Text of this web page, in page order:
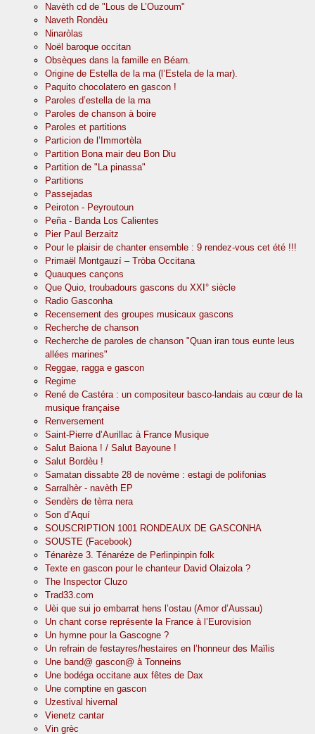
Navèth cd de "Lous de L’Ouzoum"
Naveth Rondèu
Ninaròlas
Noël baroque occitan
Obsèques dans la famille en Béarn.
Origine de Estella de la ma (l’Estela de la mar).
Paquito chocolatero en gascon !
Paroles d’estella de la ma
Paroles de chanson à boire
Paroles et partitions
Particion de l’Immortèla
Partition Bona mair deu Bon Diu
Partition de "La pinassa"
Partitions
Passejadas
Peiroton - Peyroutoun
Peña - Banda Los Calientes
Pier Paul Berzaitz
Pour le plaisir de chanter ensemble : 9 rendez-vous cet été !!!
Primaël Montgauzí – Tròba Occitana
Quauques cançons
Que Quio, troubadours gascons du XXI° siècle
Radio Gasconha
Recensement des groupes musicaux gascons
Recherche de chanson
Recherche de paroles de chanson "Quan iran tous eunte leus
allées marines"
Reggae, ragga e gascon
Regime
René de Castéra : un compositeur basco-landais au cœur de la
musique française
Renversement
Saint-Pierre d’Aurillac à France Musique
Salut Baiona ! / Salut Bayoune !
Salut Bordèu !
Samatan dissabte 28 de novème : estagi de polifonias
Sarralhèr - navèth EP
Sendèrs de tèrra nera
Son d’Aquí
SOUSCRIPTION 1001 RONDEAUX DE GASCONHA
SOUSTE (Facebook)
Ténarèze 3. Ténaréze de Perlinpinpin folk
Texte en gascon pour le chanteur David Olaizola ?
The Inspector Cluzo
Trad33.com
Uèi que sui jo embarrat hens l’ostau (Amor d’Aussau)
Un chant corse représente la France à l’Eurovision
Un hymne pour la Gascogne ?
Un refrain de festayres/hestaires en l’honneur des Maïlis
Une band@ gascon@ à Tonneins
Une bodéga occitane aux fêtes de Dax
Une comptine en gascon
Uzestival hivernal
Vienetz cantar
Vin grèc